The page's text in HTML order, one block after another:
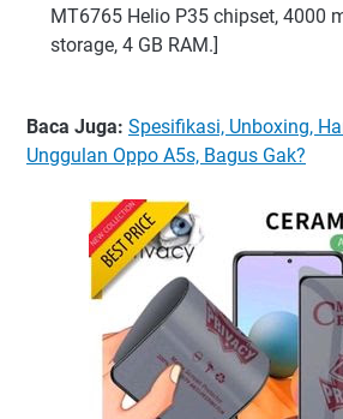
MT6765 Helio P35 chipset, 4000
storage, 4 GB RAM.]
Baca Juga: Spesifikasi, Unboxing,
Unggulan Oppo A5s, Bagus Gak?